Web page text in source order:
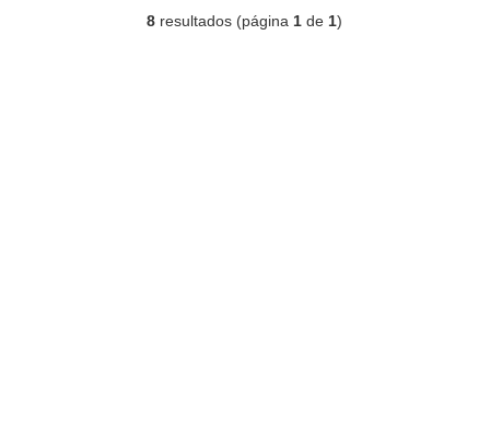
8 resultados (página 1 de 1)